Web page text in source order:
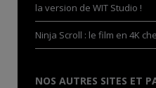
la version de WIT Studio !
Ninja Scroll : le film en 4K
NOS AUTRES SITES ET